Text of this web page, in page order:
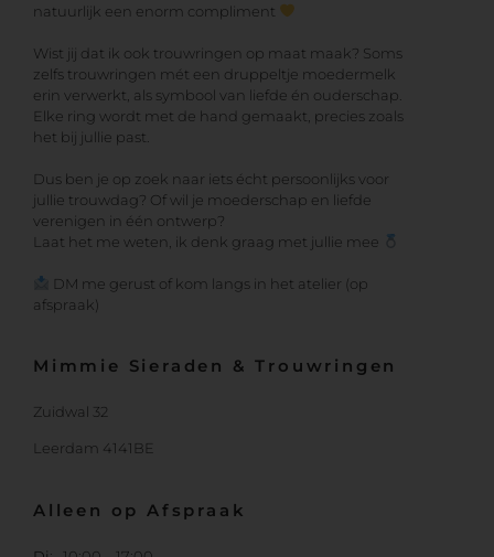
natuurlijk een enorm compliment
Wist jij dat ik ook trouwringen op maat maak? Soms
zelfs trouwringen mét een druppeltje moedermelk
erin verwerkt, als symbool van liefde én ouderschap.
Elke ring wordt met de hand gemaakt, precies zoals
het bij jullie past.
Dus ben je op zoek naar iets écht persoonlijks voor
jullie trouwdag? Of wil je moederschap en liefde
verenigen in één ontwerp?
Laat het me weten, ik denk graag met jullie mee
DM me gerust of kom langs in het atelier (op
afspraak)
Mimmie Sieraden & Trouwringen
Zuidwal 32
Leerdam 4141BE
Alleen op Afspraak